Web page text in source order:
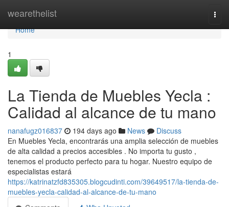
wearethelist
Home
Home
1
La Tienda de Muebles Yecla :
Calidad al alcance de tu mano
nanafugz016837 194 days ago News
Discuss
En Muebles Yecla, encontrarás una amplia selección de muebles
de alta calidad a precios accesibles . No importa tu gusto ,
tenemos el producto perfecto para tu hogar. Nuestro equipo de
especialistas estará
https://katrinatzfd835305.blogcudinti.com/39649517/la-tienda-de-
muebles-yecla-calidad-al-alcance-de-tu-mano